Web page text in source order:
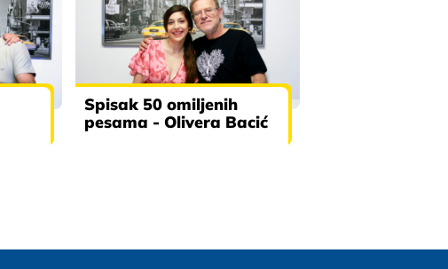
Spisak 50 omiljenih
pesama - Olivera Bacić